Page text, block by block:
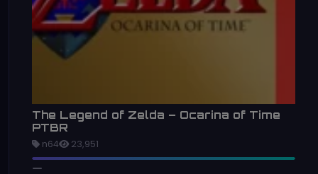
The Legend of Zelda – Ocarina of Time
PTBR
n64 23,951